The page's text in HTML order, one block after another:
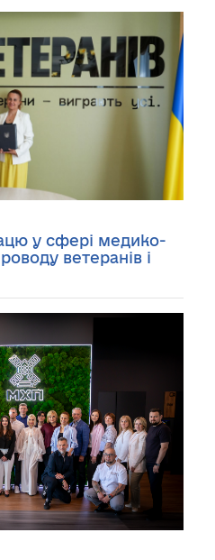
у сфері медико-
ветеранів і